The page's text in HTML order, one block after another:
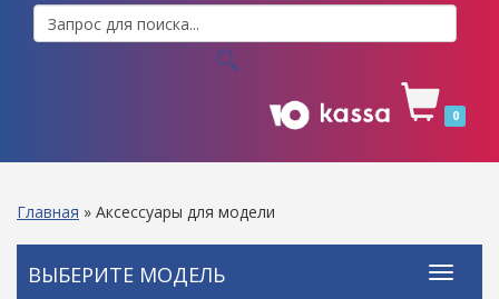
0
Главная » Аксессуары для модели
ВЫБЕРИТЕ МОДЕЛЬ